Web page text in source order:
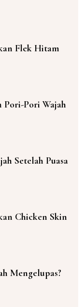
Flek Hitam
Pori-Pori Wajah
Setelah Puasa
Chicken Skin
Mengelupas?